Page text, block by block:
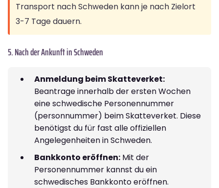
Transport nach Schweden kann je nach Zielort
3-7 Tage dauern.
5. Nach der Ankunft in Schweden
Anmeldung beim Skatteverket:
Beantrage innerhalb der ersten Wochen
eine schwedische Personennummer
(personnummer) beim Skatteverket. Diese
benötigst du für fast alle offiziellen
Angelegenheiten in Schweden.
Bankkonto eröffnen: Mit der
Personennummer kannst du ein
schwedisches Bankkonto eröffnen.